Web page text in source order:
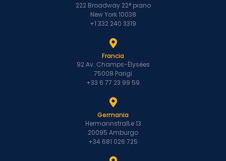
222 Broadway 22° piano
New York 10038
+1 332 240 3319
Francia
92 Av. Champs-Élysées
75008 Parigi
+33 6 77 23 99 59
Germania
Hermannstraße 13
20095 Amburgo
+34 681 026 725